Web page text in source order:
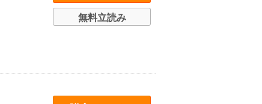
無料立読み